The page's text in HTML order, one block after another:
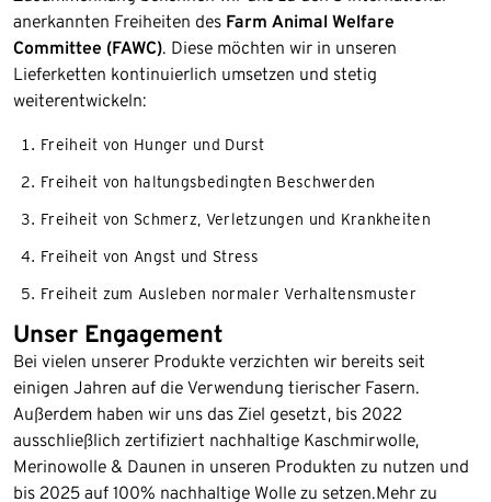
anerkannten Freiheiten des Farm Animal Welfare
Committee (FAWC). Diese möchten wir in unseren
Lieferketten kontinuierlich umsetzen und stetig
weiterentwickeln:
Freiheit von Hunger und Durst
Freiheit von haltungsbedingten Beschwerden
Freiheit von Schmerz, Verletzungen und Krankheiten
Freiheit von Angst und Stress
Freiheit zum Ausleben normaler Verhaltensmuster
Unser Engagement
Bei vielen unserer Produkte verzichten wir bereits seit
einigen Jahren auf die Verwendung tierischer Fasern.
Außerdem haben wir uns das Ziel gesetzt, bis 2022
ausschließlich zertifiziert nachhaltige Kaschmirwolle,
Merinowolle & Daunen in unseren Produkten zu nutzen und
bis 2025 auf 100% nachhaltige Wolle zu setzen.Mehr zu